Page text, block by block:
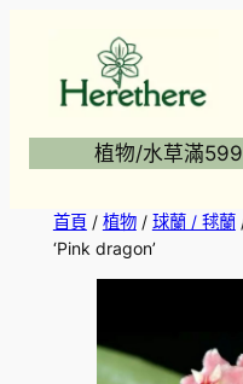
植物/水草滿
首頁/ 植物/ 球蘭 / 毬蘭
‘Pink dragon’